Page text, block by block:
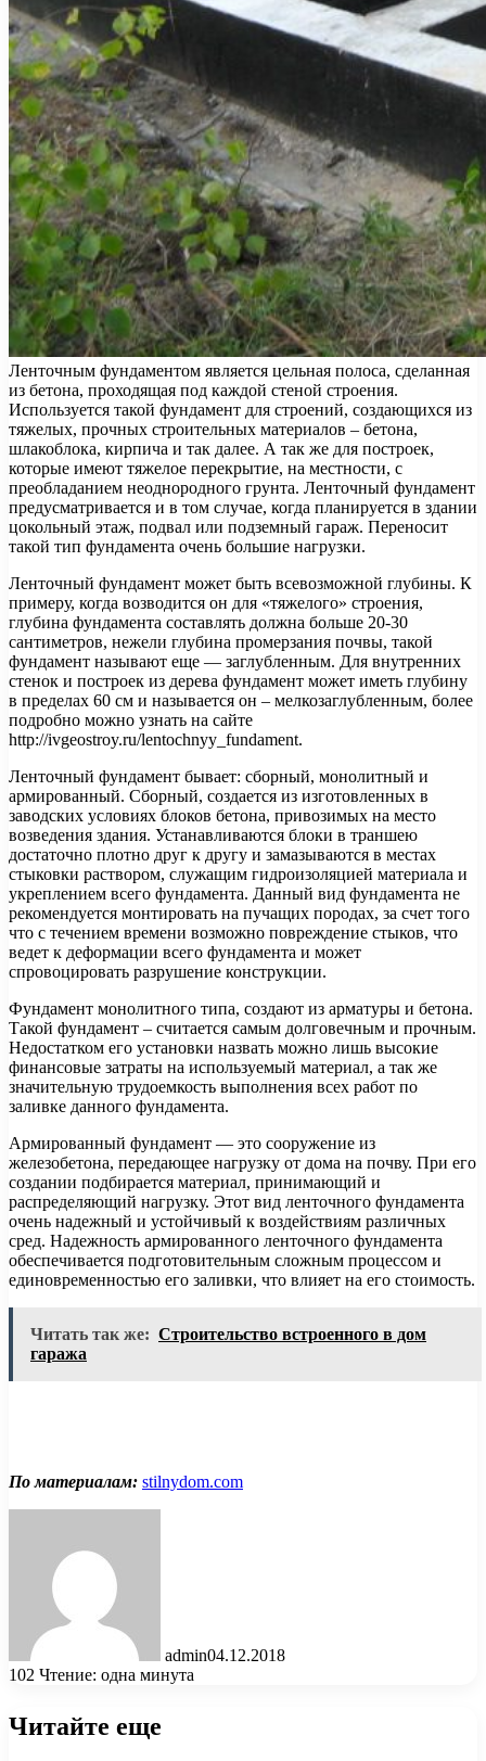
Ленточным фундаментом является цельная полоса, сделанная
из бетона, проходящая под каждой стеной строения.
Используется такой фундамент для строений, создающихся из
тяжелых, прочных строительных материалов – бетона,
шлакоблока, кирпича и так далее. А так же для построек,
которые имеют тяжелое перекрытие, на местности, с
преобладанием неоднородного грунта. Ленточный фундамент
предусматривается и в том случае, когда планируется в здании
цокольный этаж, подвал или подземный гараж. Переносит
такой тип фундамента очень большие нагрузки.
Ленточный фундамент может быть всевозможной глубины. К
примеру, когда возводится он для «тяжелого» строения,
глубина фундамента составлять должна больше 20-30
сантиметров, нежели глубина промерзания почвы, такой
фундамент называют еще — заглубленным. Для внутренних
стенок и построек из дерева фундамент может иметь глубину
в пределах 60 см и называется он – мелкозаглубленным, более
подробно можно узнать на сайте
http://ivgeostroy.ru/lentochnyy_fundament.
Ленточный фундамент бывает: сборный, монолитный и
армированный. Сборный, создается из изготовленных в
заводских условиях блоков бетона, привозимых на место
возведения здания. Устанавливаются блоки в траншею
достаточно плотно друг к другу и замазываются в местах
стыковки раствором, служащим гидроизоляцией материала и
укреплением всего фундамента. Данный вид фундамента не
рекомендуется монтировать на пучащих породах, за счет того
что с течением времени возможно повреждение стыков, что
ведет к деформации всего фундамента и может
спровоцировать разрушение конструкции.
Фундамент монолитного типа, создают из арматуры и бетона.
Такой фундамент – считается самым долговечным и прочным.
Недостатком его установки назвать можно лишь высокие
финансовые затраты на используемый материал, а так же
значительную трудоемкость выполнения всех работ по
заливке данного фундамента.
Армированный фундамент — это сооружение из
железобетона, передающее нагрузку от дома на почву. При его
создании подбирается материал, принимающий и
распределяющий нагрузку. Этот вид ленточного фундамента
очень надежный и устойчивый к воздействиям различных
сред. Надежность армированного ленточного фундамента
обеспечивается подготовительным сложным процессом и
единовременностью его заливки, что влияет на его стоимость.
Читать так же: Строительство встроенного в дом
гаража
По материалам: stilnydom.com
admin04.12.2018
102 Чтение: одна минута
Читайте еще